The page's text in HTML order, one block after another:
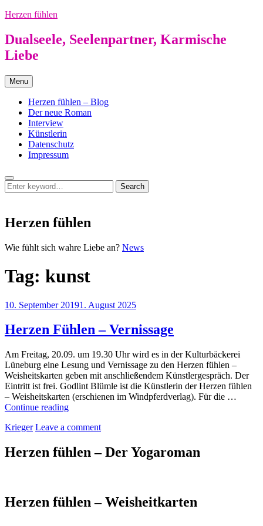
Skip
content
Herzen fühlen
Dualseele, Seelenpartner, Karmische
Liebe
Menu
Herzen fühlen – Blog
Der neue Roman
Interview
Künstlerin
Datenschutz
Impressum
Search
Search
for:
Search
Herzen fühlen
Wie fühlt sich wahre Liebe an? NewsHerzen
Tag: kunst
Posted
10. September 20191. August 2025
Herzen Fühlen – Vernissage
Am Freitag, 20.09. um 19.30 Uhr wird es in der Kulturbäckerei
Lüneburg eine Lesung und Vernissage zu den Herzen fühlen –
Weisheitskarten geben mit anschließendem Künstlergespräch. Der
Eintritt ist frei. Godlint Blümle ist die Künstlerin der Herzen fühlen
– Weisheitskarten (erschienen im Windpferdverlag). Für die …
Continue readingHerzen
–
by
Krieger Leave a comment
Herzen fühlen – Der Yogaroman
Herzen fühlen – Weisheitkarten